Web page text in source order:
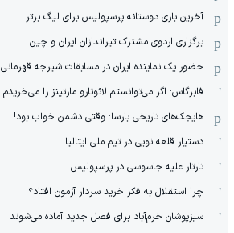
آخرین بازی دوستانه پرسپولیس برای لیگ برتر
برگزاری اردوی مشترک تیراندازان ایران و چین
حضور یک نماینده ایران در مسابقات شیرجه قهرمانی
فابرگاس: اگر می‌توانستم لائوتارو مارتینز را می‌خریدم
هایجک‌های تاریخی بارسا: وقتی دشمن خواب بود!
دستیار قلعه نویی در تیم ملی ایتالیا
تارتار علیه جاسوسی در پرسپولیس
چرا استقلال به فکر خرید سردار آزمون افتاد؟
سبزپوشان خرم‌آباد برای فصل جدید آماده می‌شوند